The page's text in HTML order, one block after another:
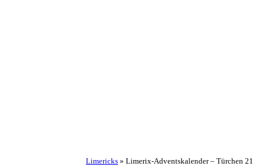
Limericks » Limerix-Adventskalender – Türchen 21